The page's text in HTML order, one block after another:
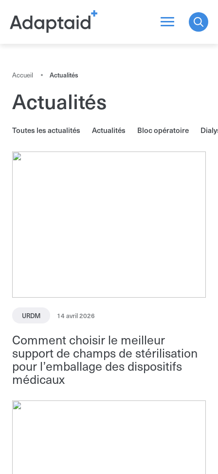
Chercher un produit
Tous les résultats
Accueil Actualités
Actualités
Toutes les actualités Actualités Bloc opératoire
URDM 14 avril 2026
Comment choisir le meilleur
support de champs de stérilisation
pour l’emballage des dispositifs
médicaux